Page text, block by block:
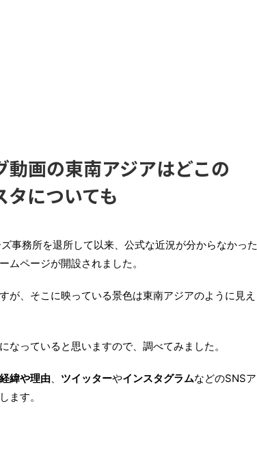
画の東南アジアはどこの
タについても
事務所を退所して以来、公式な近況が分からなかった
ムページが開設されました。
が、そこに映っている景色は東南アジアのように見え
なっていると思いますので、調べてみました。
緯や理由、 ツイッターやインスタグラムなどのSNSア
ます。